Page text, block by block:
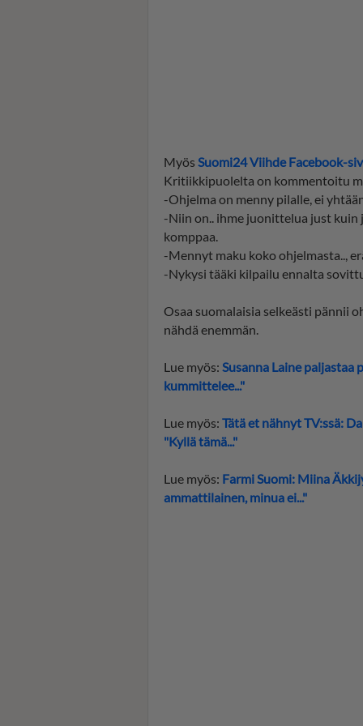
Myös Suomi24 Viihde Facebook-
Kritiikkipuolelta on kommentoitu
-Ohjelma on menny pilalle, ei
-Niin on.. ihme juonittelua just kuin
komppaa.
-Mennyt maku koko ohjelmasta..,
-Nykysi tääki kilpailu ennalta
Osaa suomalaisia selkeästi pännii
nähdä enemmän.
Lue myös: Susanna Laine paljastaa
kummittelee..."
Lue myös: Tätä et nähnyt TV:ssä:
"Kyllä tämä..."
Lue myös: Farmi Suomi: Miina
ammattilainen, minua ei..."